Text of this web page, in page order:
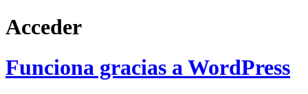
Acceder
Funciona gracias a WordPress